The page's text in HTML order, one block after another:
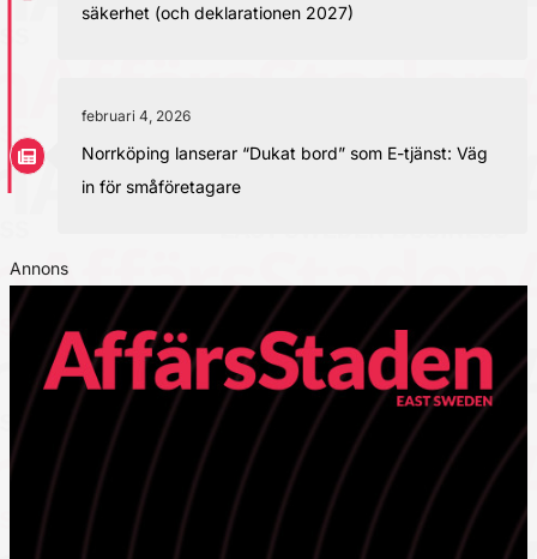
säkerhet (och deklarationen 2027)
februari 4, 2026
Norrköping lanserar “Dukat bord” som E-tjänst: Väg
in för småföretagare
Annons